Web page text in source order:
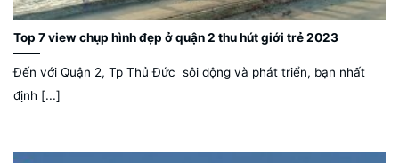
Top 7 view chụp hình đẹp ở quận 2 thu hút giới trẻ 2023
Đến với Quận 2, Tp Thủ Đức sôi động và phát triển, bạn nhất
định [...]